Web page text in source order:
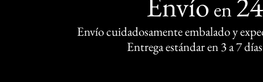
en
Envío cuidadosamente embalado y
Entrega estándar en 3 a 7